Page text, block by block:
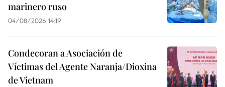
marinero ruso
04/08/2026 14:19
Condecoran a Asociación de
Víctimas del Agente Naranja/Dioxina
de Vietnam